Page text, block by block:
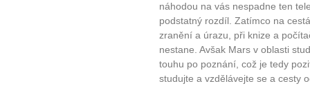
Máte pocit, že jste unaveni
Jak mít více energie
Jak vnést do života
náhodou na vás nespadne ten
podstatný rozdíl. Zatímco na
zranění a úrazu, při knize a
nestane. Avšak Mars v oblasti
touhu po poznání, což je tedy
studujte a vzdělávejte se a cesty